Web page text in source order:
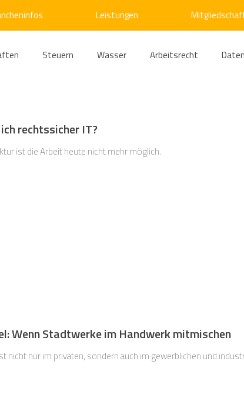
Leistungen
Steuern Wasser Arbeitsrecht
Verkehr Entsorgung/Abfall
rechtssicher IT?
ist die Arbeit heute nicht mehr möglich.
Wenn Stadtwerke im Handwerk mitmischen
nicht nur im privaten, sondern auch im gewerblichen und